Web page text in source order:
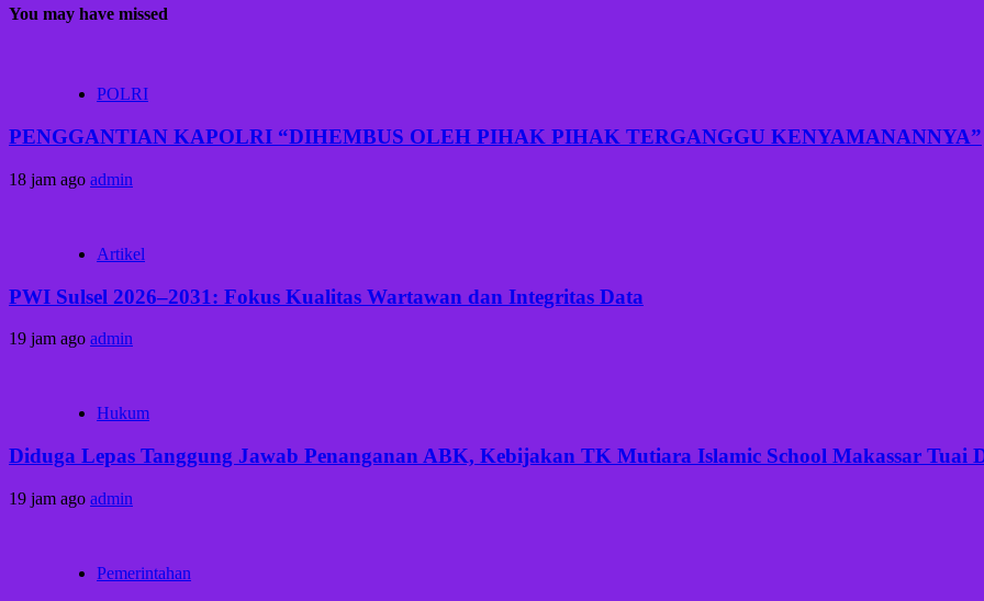
You may have missed
POLRI
PENGGANTIAN KAPOLRI “DIHEMBUS OLEH PIHAK PIHAK TERGANGGU KENYAMANANNYA”
18 jam ago admin
Artikel
PWI Sulsel 2026–2031: Fokus Kualitas Wartawan dan Integritas Data
19 jam ago admin
Hukum
Diduga Lepas Tanggung Jawab Penanganan ABK, Kebijakan TK Mutiara Islamic School Makassar Tuai
19 jam ago admin
Pemerintahan